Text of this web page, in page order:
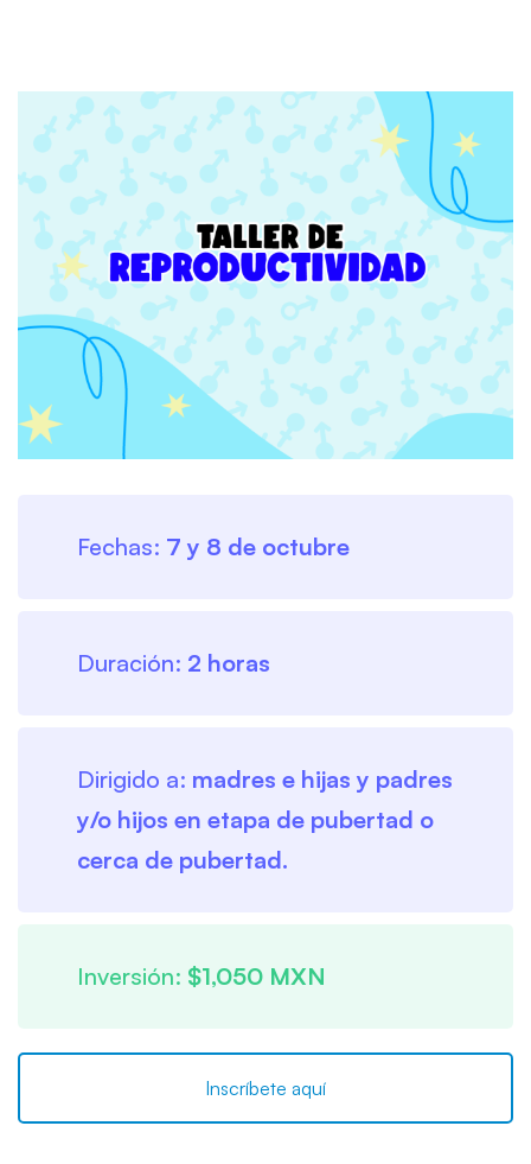
Talleres
de
reproductividad
Fechas: 7 y 8 de octubre
Duración: 2 horas
Dirigido a: madres e hijas y padres
y/o hijos en etapa de pubertad o
cerca de pubertad.
Inversión: $1,050 MXN
Inscríbete aquí